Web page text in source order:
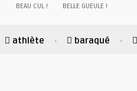
BEAU CUL ! BELLE GUEULE !
athlète · baraqué ·